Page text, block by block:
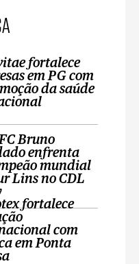
fortalece
em PG com
da saúde
Bruno
enfrenta
mundial
Lins no CDL
fortalece
com
em Ponta